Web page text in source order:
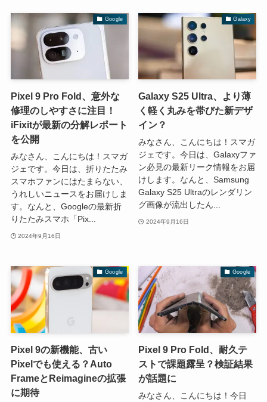
Google
Pixel 9 Pro Fold、意外な
修理のしやすさに注目！
iFixitが最新の分解レポート
を公開
みなさん、こんにちは！スマガ
ジェです。今日は、折りたたみ
スマホファンにはたまらない、
うれしいニュースをお届けしま
す。なんと、Googleの最新折
りたたみスマホ「Pix...
2024年9月16日
Galaxy
Galaxy S25 Ultra、より薄
く軽く丸みを帯びた新デザ
イン？
みなさん、こんにちは！スマガ
ジェです。今日は、Galaxyファ
ン必見の最新リーク情報をお届
けします。なんと、Samsung
Galaxy S25 Ultraのレンダリン
グ画像が流出したん...
2024年9月16日
Google
Pixel 9の新機能、古い
Pixelでも使える？Auto
FrameとReimagineの拡張
に期待
Google
Pixel 9 Pro Fold、耐久テ
ストで課題露呈？検証結果
が話題に
みなさん、こんにちは！今日